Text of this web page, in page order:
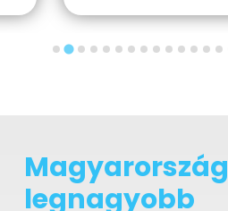
Magyarország
legnagyobb